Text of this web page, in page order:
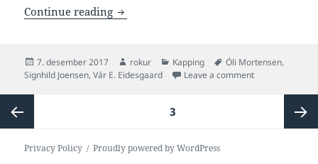
Continue reading Óli greitt besti svimjari á NM/NJM 2017
Posted
on
7. desember 2017 Author
rokur Categories
Kapping Tags
Óli Mortensen,
Signhild Joensen,Vár E. Eidesgaard Leave a commenton Óli greitt
pagination
Previous
PAGE3
Privacy Policy Proudly powered by WordPress